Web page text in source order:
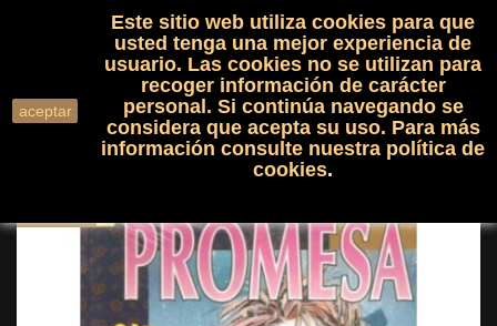
shopping_cart(0)

search
aceptar
Este sitio web utiliza cookies para que
usted tenga una mejor experiencia de
usuario. Las cookies no se utilizan para
recoger información de carácter
personal. Si continúa navegando se
considera que acepta su uso. Para más
información consulte nuestra política de
cookies.